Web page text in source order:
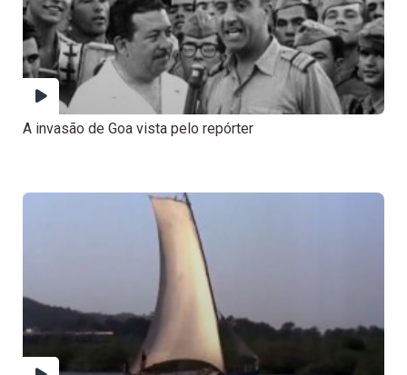
A invasão de Goa vista pelo repórter